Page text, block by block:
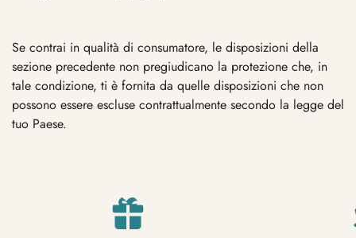
Se contrai in qualità di consumatore, le disposizioni della
sezione precedente non pregiudicano la protezione che, in
tale condizione, ti è fornita da quelle disposizioni che non
possono essere escluse contrattualmente secondo la legge del
tuo Paese.